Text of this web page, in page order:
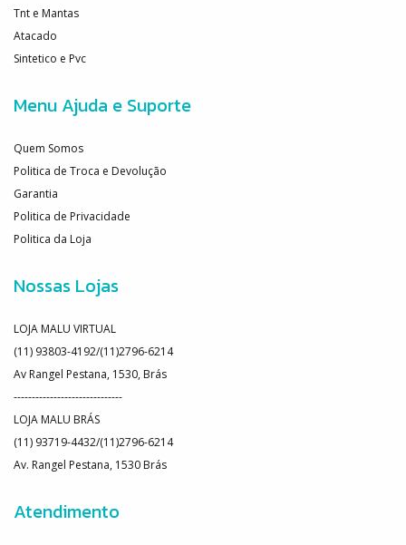
Tnt e Mantas
Atacado
Sintetico e Pvc
Menu Ajuda e Suporte
Quem Somos
Politica de Troca e Devolução
Garantia
Politica de Privacidade
Politica da Loja
Nossas Lojas
LOJA MALU VIRTUAL
(11) 93803-4192/(11)2796-6214
Av Rangel Pestana, 1530, Brás
------------------------------
LOJA MALU BRÁS
(11) 93719-4432/(11)2796-6214
Av. Rangel Pestana, 1530 Brás
Atendimento